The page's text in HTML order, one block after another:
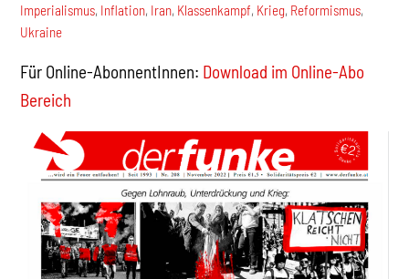
Imperialismus, Inflation, Iran, Klassenkampf, Krieg, Reformismus,
Ukraine
Für Online-AbonnentInnen: Download im Online-Abo
Bereich